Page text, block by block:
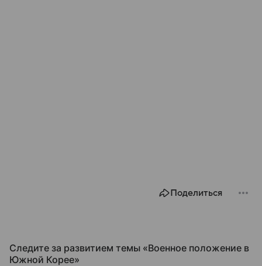
Поделиться
Следите за развитием темы «Военное положение в
Южной Корее»